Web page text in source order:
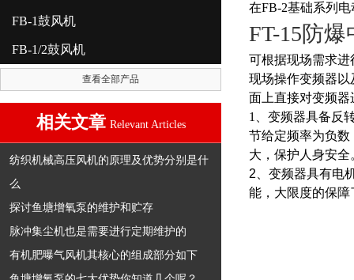
FB-1鼓风机
FB-1/2鼓风机
查看全部产品
相关文章 Relevant Articles
纺织机械高压风机的原理及优势分别是什
么
探讨鱼塘增氧泵的维护和贮存
脉冲集尘机也是需要进行定期维护的
有机肥曝气风机其核心的组成部分如下
在FB-2基础系列
FT-15防
可根据现场需求
现场操作变频器
面上直接对变频器
1、变频器具备反
节给定频率为负
大，保护人身安全
2、变频器具有电
能，大限度的保